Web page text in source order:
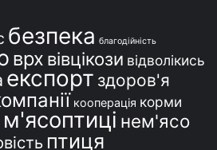
безпека благодійність
врх вівцікози відволікись
експорт здоров'я
кооперація корми
м'ясоптиці нем'ясо
птиця